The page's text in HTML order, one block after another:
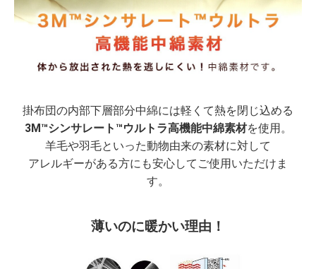
掛布団の内部下層部分中綿には軽くて熱を閉じ込める
3M™シンサレート™ウルトラ高機能中綿素材を使用。
羊毛や羽毛といった動物由来の素材に対して
アレルギーがある方にも安心してご使用いただけま
す。
薄いのに暖かい理由！